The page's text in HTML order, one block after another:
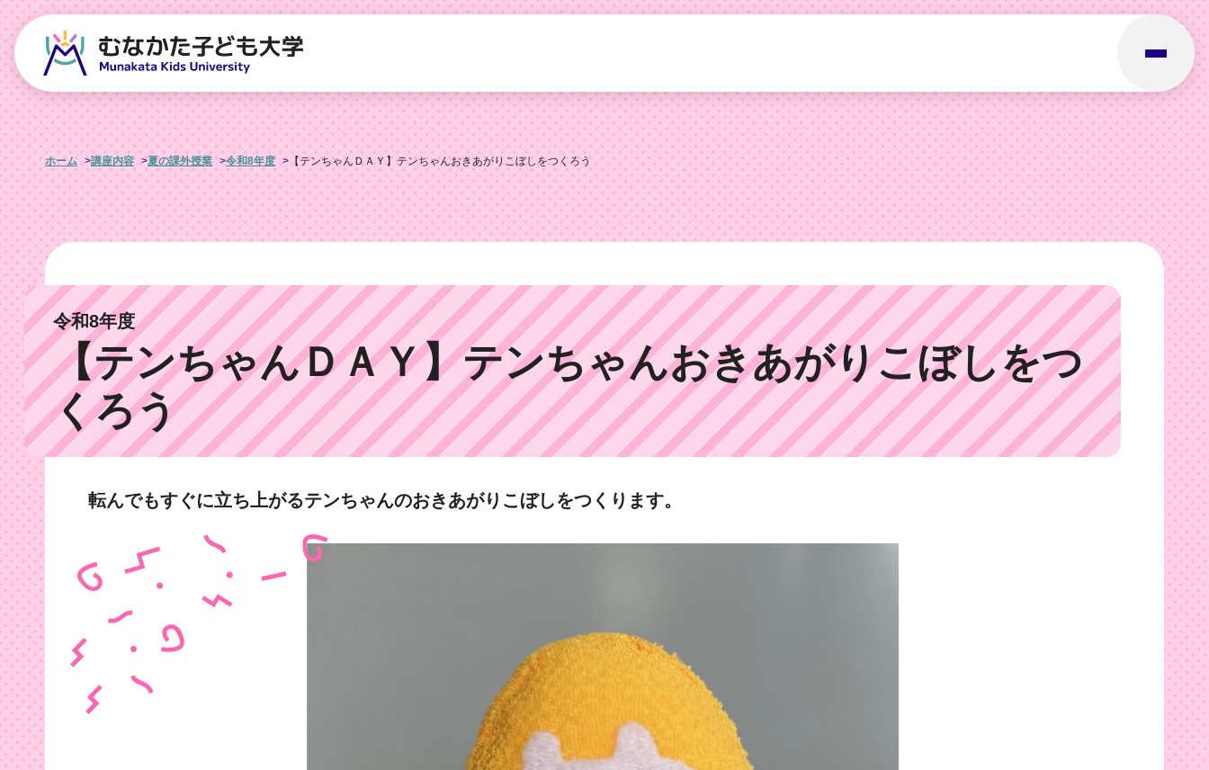
ホーム 講座内容 夏の課外授業 令和8年度 【テンちゃんＤＡＹ】テンちゃんおきあがりこぼしをつくろう
令和8年度
【テンちゃんＤＡＹ】テンちゃんおきあがりこぼしをつ
くろう
転んでもすぐに立ち上がるテンちゃんのおきあがりこぼしをつくります。